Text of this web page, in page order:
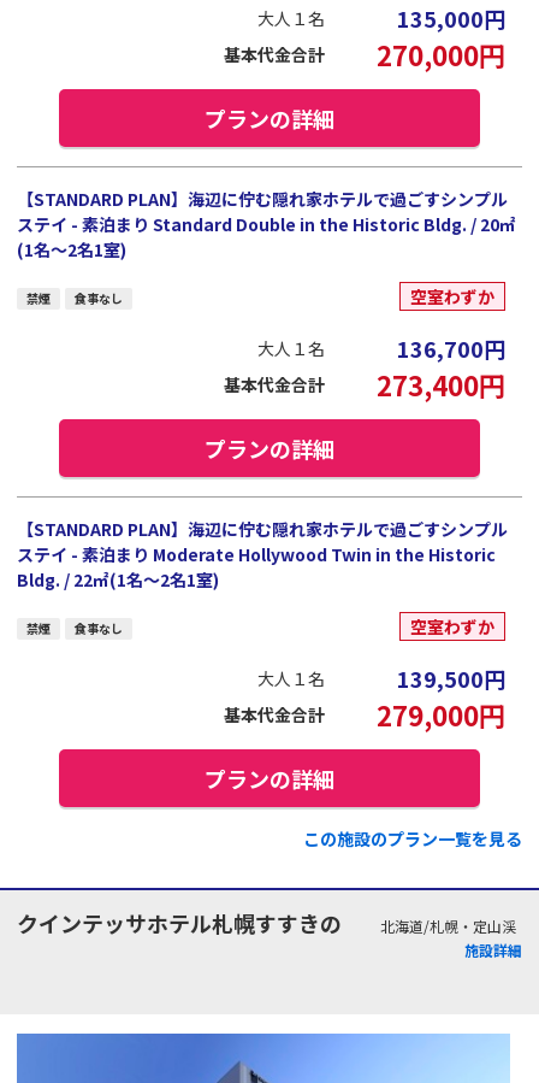
大人１名 135,000円
基本代金合計 270,000円
プランの詳細
【STANDARD PLAN】海辺に佇む隠れ家ホテルで過ごすシンプル
ステイ - 素泊まり Standard Double in the Historic Bldg. / 20㎡
(1名～2名1室)
禁煙 食事なし 空室わずか
大人１名 136,700円
基本代金合計 273,400円
プランの詳細
【STANDARD PLAN】海辺に佇む隠れ家ホテルで過ごすシンプル
ステイ - 素泊まり Moderate Hollywood Twin in the Historic
Bldg. / 22㎡(1名～2名1室)
禁煙 食事なし 空室わずか
大人１名 139,500円
基本代金合計 279,000円
プランの詳細
この施設のプラン一覧を見る
クインテッサホテル札幌すすきの
北海道/札幌・定山渓
施設詳細